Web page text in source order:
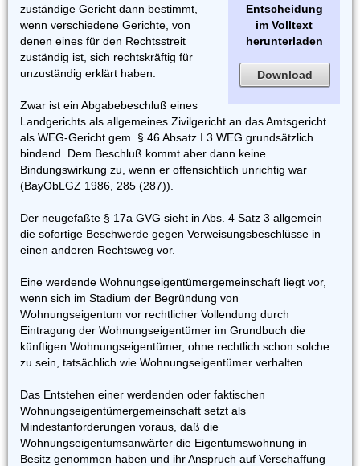
Entscheidung
im Volltext
herunterladen
Download
zuständige Gericht dann bestimmt,
wenn verschiedene Gerichte, von
denen eines für den Rechtsstreit
zuständig ist, sich rechtskräftig für
unzuständig erklärt haben.
Zwar ist ein Abgabebeschluß eines
Landgerichts als allgemeines Zivilgericht an das Amtsgericht
als WEG-Gericht gem. § 46 Absatz I 3 WEG grundsätzlich
bindend. Dem Beschluß kommt aber dann keine
Bindungswirkung zu, wenn er offensichtlich unrichtig war
(BayObLGZ 1986, 285 (287)).
Der neugefaßte § 17a GVG sieht in Abs. 4 Satz 3 allgemein
die sofortige Beschwerde gegen Verweisungsbeschlüsse in
einen anderen Rechtsweg vor.
Eine werdende Wohnungseigentümergemeinschaft liegt vor,
wenn sich im Stadium der Begründung von
Wohnungseigentum vor rechtlicher Vollendung durch
Eintragung der Wohnungseigentümer im Grundbuch die
künftigen Wohnungseigentümer, ohne rechtlich schon solche
zu sein, tatsächlich wie Wohnungseigentümer verhalten.
Das Entstehen einer werdenden oder faktischen
Wohnungseigentümergemeinschaft setzt als
Mindestanforderungen voraus, daß die
Wohnungseigentumsanwärter die Eigentumswohnung in
Besitz genommen haben und ihr Anspruch auf Verschaffung